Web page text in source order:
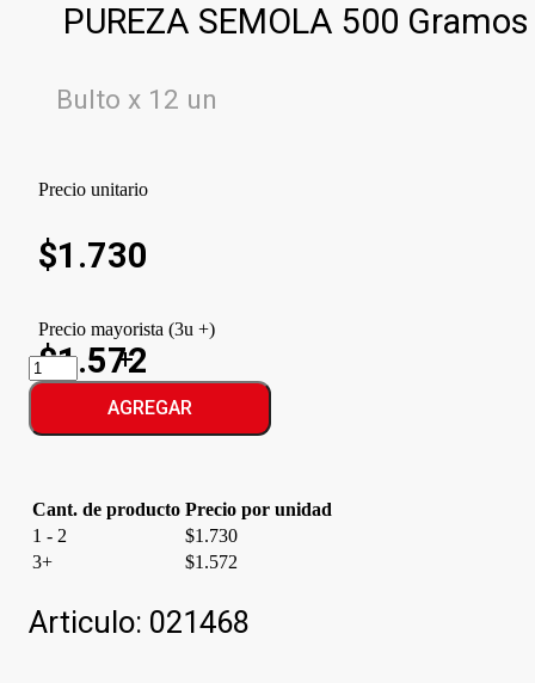
PUREZA SEMOLA 500 Gramos
Bulto x 12 un
Precio unitario
$1.730
Precio mayorista (3u +)
$1.572
PUREZA
SEMOLA
cantidad
AGREGAR
Cant. de producto Precio por unidad
1 - 2
$1.730
3+
$1.572
Articulo: 021468